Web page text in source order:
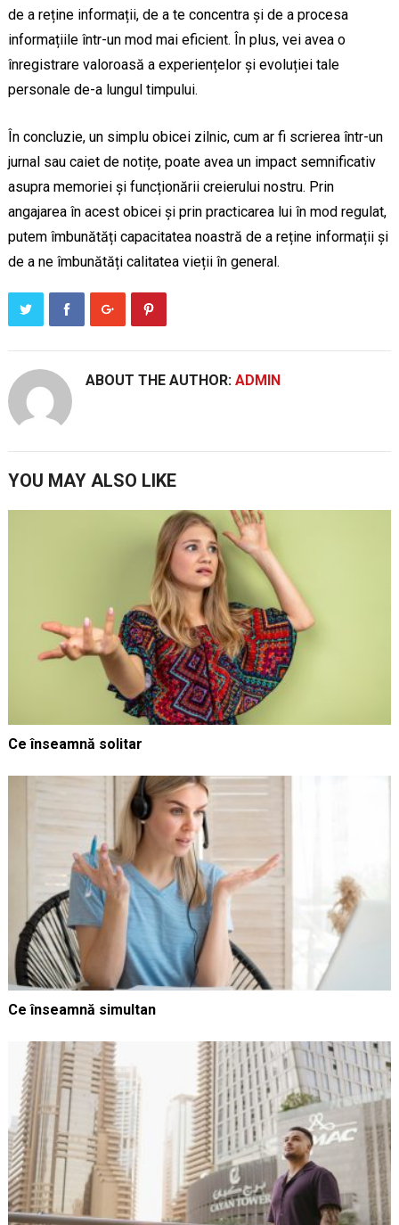
de a reține informații, de a te concentra și de a procesa
informațiile într-un mod mai eficient. În plus, vei avea o
înregistrare valoroasă a experiențelor și evoluției tale
personale de-a lungul timpului.
În concluzie, un simplu obicei zilnic, cum ar fi scrierea într-un
jurnal sau caiet de notițe, poate avea un impact semnificativ
asupra memoriei și funcționării creierului nostru. Prin
angajarea în acest obicei și prin practicarea lui în mod regulat,
putem îmbunătăți capacitatea noastră de a reține informații și
de a ne îmbunătăți calitatea vieții în general.
ABOUT THE AUTHOR: ADMIN
YOU MAY ALSO LIKE
Ce înseamnă solitar
Ce înseamnă simultan